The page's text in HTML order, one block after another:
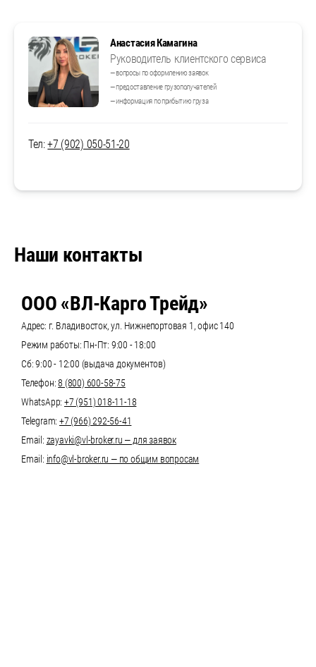
Анастасия Камагина
Руководитель клиентского сервиса
— вопросы по оформлению заявок
— предоставление грузополучателей
— информация по прибытию груза
Тел:+7 (902) 050-51-20
Наши контакты
ООО «ВЛ-Карго Трейд»
Адрес: г. Владивосток, ул. Нижнепортовая 1, офис 140
Режим работы: Пн-Пт: 9:00 - 18:00
Сб: 9:00 - 12:00 (выдача документов)
Телефон:8 (800) 600-58-75
WhatsApp: +7 (951) 018-11-18
Telegram: +7 (966) 292-56-41
Email: zayavki@vl-broker.ru — для заявок
Email: info@vl-broker.ru — по общим вопросам